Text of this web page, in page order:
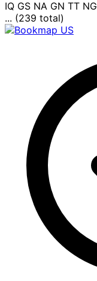
IQ GS NA GN TT NG
... (239 total)